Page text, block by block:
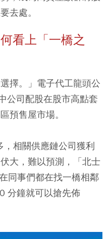
去處。
看上「一橋之
擇。」電子代工龍頭公
公司配股在股市高點套
預售屋市場。
，相關供應鏈公司獲利
大，難以預測，「北士
同事們都在找一橋相鄰
分鐘就可以搶先佈